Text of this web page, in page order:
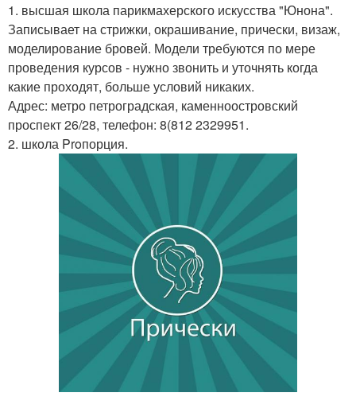
1. высшая школа парикмахерского искусства "Юнона".
Записывает на стрижки, окрашивание, прически, визаж,
моделирование бровей. Модели требуются по мере
проведения курсов - нужно звонить и уточнять когда
какие проходят, больше условий никаких.
Адрес: метро петроградская, каменноостровский
проспект 26/28, телефон: 8(812 2329951.
2. школа Proпорция.